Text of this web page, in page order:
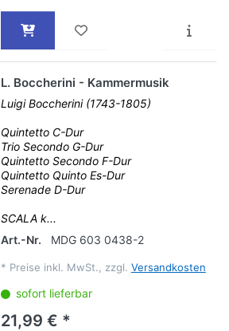
L. Boccherini - Kammermusik
Luigi Boccherini (1743-1805)
Quintetto C-Dur
Trio Secondo G-Dur
Quintetto Secondo F-Dur
Quintetto Quinto Es-Dur
Serenade D-Dur
SCALA k...
Art.-Nr.
MDG 603 0438-2
* Preise inkl. MwSt., zzgl. Versandkosten
sofort lieferbar
21,99 € *